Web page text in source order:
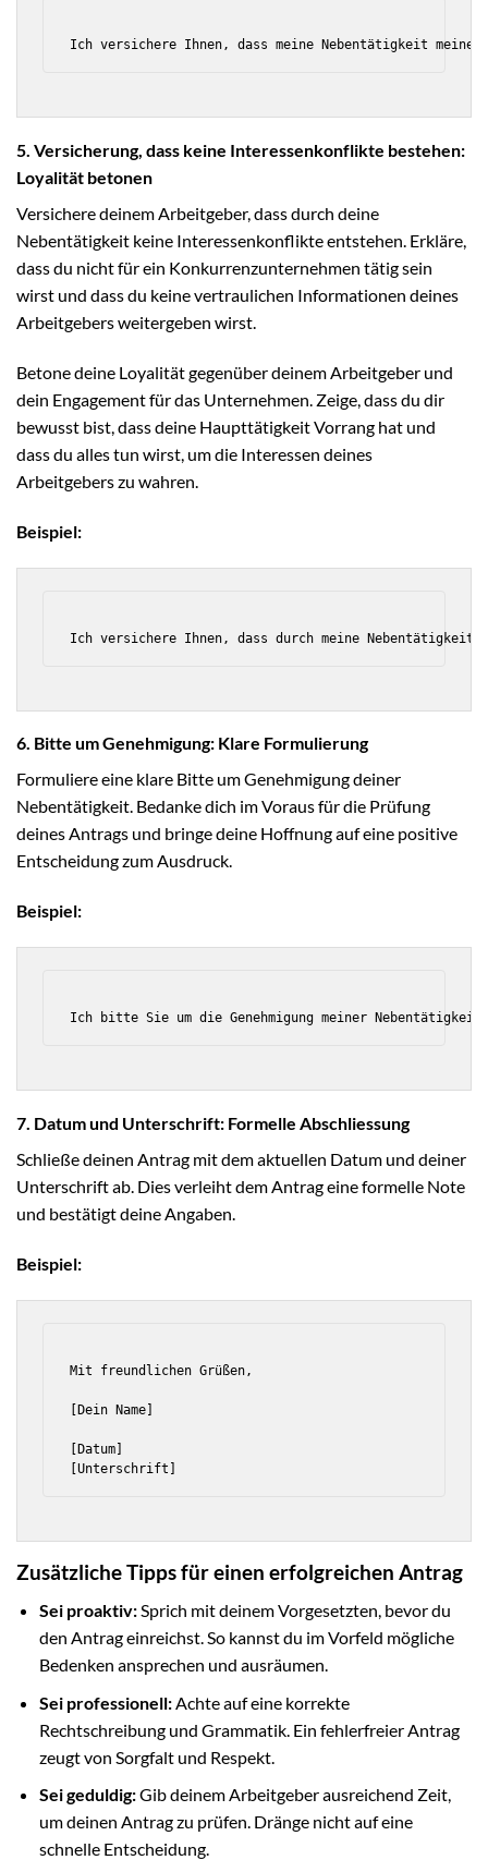
5. Versicherung, dass keine Interessenkonflikte bestehen:
Loyalität betonen
Versichere deinem Arbeitgeber, dass durch deine
Nebentätigkeit keine Interessenkonflikte entstehen. Erkläre,
dass du nicht für ein Konkurrenzunternehmen tätig sein
wirst und dass du keine vertraulichen Informationen deines
Arbeitgebers weitergeben wirst.
Betone deine Loyalität gegenüber deinem Arbeitgeber und
dein Engagement für das Unternehmen. Zeige, dass du dir
bewusst bist, dass deine Haupttätigkeit Vorrang hat und
dass du alles tun wirst, um die Interessen deines
Arbeitgebers zu wahren.
Beispiel:
6. Bitte um Genehmigung: Klare Formulierung
Formuliere eine klare Bitte um Genehmigung deiner
Nebentätigkeit. Bedanke dich im Voraus für die Prüfung
deines Antrags und bringe deine Hoffnung auf eine positive
Entscheidung zum Ausdruck.
Beispiel:
7. Datum und Unterschrift: Formelle Abschliessung
Schließe deinen Antrag mit dem aktuellen Datum und deiner
Unterschrift ab. Dies verleiht dem Antrag eine formelle Note
und bestätigt deine Angaben.
Beispiel:
Mit freundlichen Grüßen,
[Dein Name]
[Datum]
Zusätzliche Tipps für einen erfolgreichen Antrag
Sei proaktiv:Sprich mit deinem Vorgesetzten, bevor du
den Antrag einreichst. So kannst du im Vorfeld mögliche
Bedenken ansprechen und ausräumen.
Sei professionell:Achte auf eine korrekte
Rechtschreibung und Grammatik. Ein fehlerfreier Antrag
zeugt von Sorgfalt und Respekt.
Sei geduldig:Gib deinem Arbeitgeber ausreichend Zeit,
um deinen Antrag zu prüfen. Dränge nicht auf eine
schnelle Entscheidung.